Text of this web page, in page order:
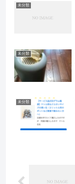
未分類
未分類
未分類